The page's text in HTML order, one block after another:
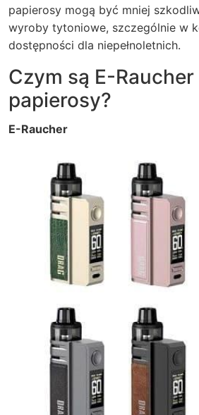
papierosy mogą być mniej
wyroby tytoniowe, szczególnie w
dostępności dla niepełnoletnich.
Czym są E-Raucher
papierosy?
E-Raucher